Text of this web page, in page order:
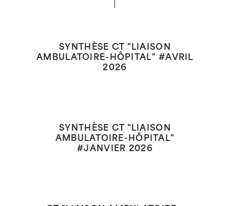
SYNTHÈSE CT "LIAISON
AMBULATOIRE-HÔPITAL" #AVRIL
2026
SYNTHÈSE CT "LIAISON
AMBULATOIRE-HÔPITAL"
#JANVIER 2026